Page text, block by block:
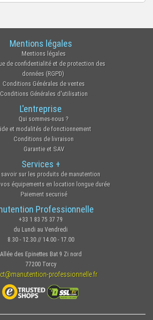
Mentions légales
Mentions légales
de confidentialité et de protection des
données (RGPD)
Conditions Générales de ventes
Conditions Générales d'utilisation
L'entreprise
Qui sommes-nous ?
et modalités de fonctionnement
Conditions de livraison
Garantie et SAV
Services +
sur les produits de manutention
vos équipements en location longue durée
Paiement securisé
Professionnelle
+33 1 83 75 37 79
du Lundi au Vendredi
8.30 - 12.30 // 14.00 - 17.00
Allée des Epinettes Bat 9 Zi nord
77200 Torcy
professionnelle.fr